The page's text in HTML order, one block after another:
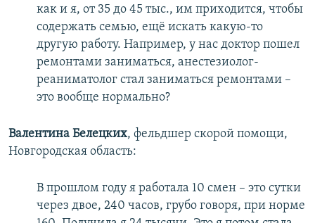
как и я, от 35 до 45 тыс., им приходится, чтобы
содержать семью, ещё искать какую-то
другую работу. Например, у нас доктор пошел
ремонтами заниматься, анестезиолог-
реаниматолог стал заниматься ремонтами –
это вообще нормально?
Валентина Белецких, фельдшер скорой помощи,
Новгородская область:
В прошлом году я работала 10 смен – это сутки
через двое, 240 часов, грубо говоря, при норме